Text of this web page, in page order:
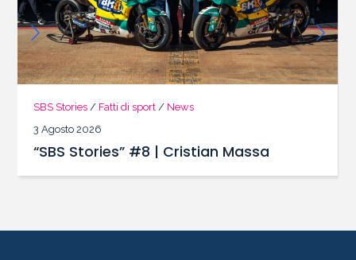
SBS Stories / Fatti di sport / News
3 Agosto 2026
“SBS Stories” #8 | Cristian Massa